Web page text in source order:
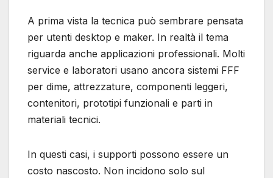
A prima vista la tecnica può sembrare pensata
per utenti desktop e maker. In realtà il tema
riguarda anche applicazioni professionali. Molti
service e laboratori usano ancora sistemi FFF
per dime, attrezzature, componenti leggeri,
contenitori, prototipi funzionali e parti in
materiali tecnici.
In questi casi, i supporti possono essere un
costo nascosto. Non incidono solo sul